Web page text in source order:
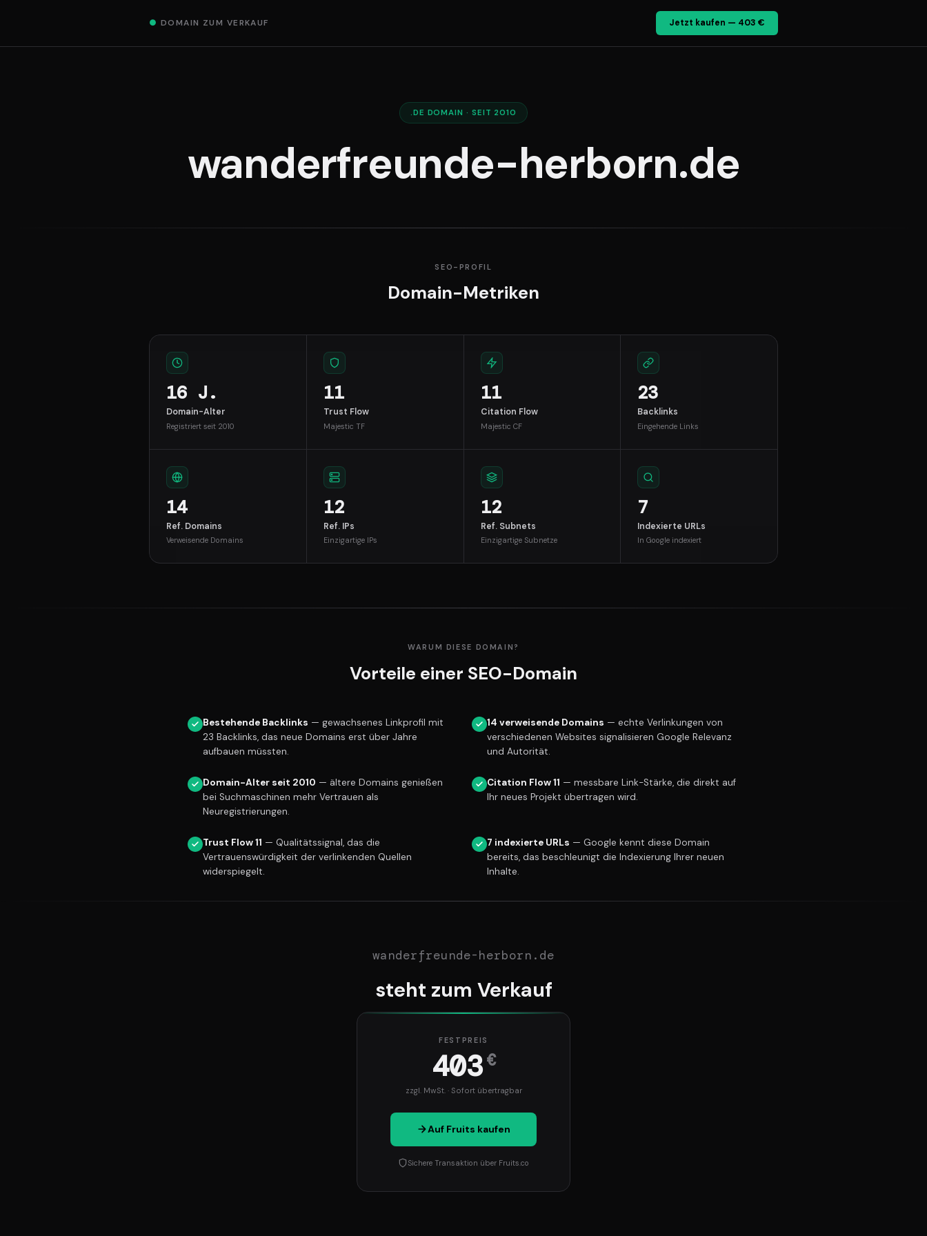
● DOMAIN ZUM VERKAUF Jetzt kaufen — 403 €
.DE DOMAIN · SEIT 2010
wanderfreunde-herborn.de
SEO-PROFIL
Domain-Metriken
16 J.
Domain-Alter
Registriert seit 2010
11
Trust Flow
Majestic TF
11
Citation Flow
Majestic CF
23
Backlinks
Eingehende Links
14
Ref. Domains
Verweisende Domains
12
Ref. IPs
Einzigartige IPs
12
Ref. Subnets
Einzigartige Subnetze
7
Indexierte URLs
In Google indexiert
WARUM DIESE DOMAIN?
Vorteile einer SEO-Domain
Bestehende Backlinks — gewachsenes Linkprofil mit
23 Backlinks, das neue Domains erst über Jahre
aufbauen müssten.
14 verweisende Domains — echte Verlinkungen von
verschiedenen Websites signalisieren Google Relevanz
und Autorität.
Domain-Alter seit 2010 — ältere Domains genießen
bei Suchmaschinen mehr Vertrauen als
Neuregistrierungen.
Citation Flow 11 — messbare Link-Stärke, die direkt auf
Ihr neues Projekt übertragen wird.
Trust Flow 11 — Qualitätssignal, das die
Vertrauenswürdigkeit der verlinkenden Quellen
widerspiegelt.
7 indexierte URLs — Google kennt diese Domain
bereits, das beschleunigt die Indexierung Ihrer neuen
Inhalte.
wanderfreunde-herborn.de
steht zum Verkauf
FESTPREIS
403 €
zzgl. MwSt. · Sofort übertragbar
Auf Fruits kaufen
Sichere Transaktion über Fruits.co